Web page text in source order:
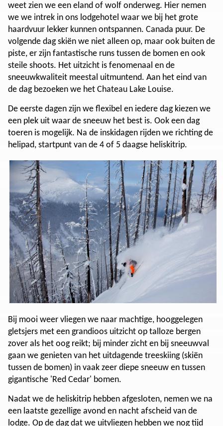
weet zien we een eland of wolf onderweg. Hier nemen
we we intrek in ons lodgehotel waar we bij het grote
haardvuur lekker kunnen ontspannen. Canada puur. De
volgende dag skiën we niet alleen op, maar ook buiten de
piste, er zijn fantastische runs tussen de bomen en ook
steile shoots. Het uitzicht is fenomenaal en de
sneeuwkwaliteit meestal uitmuntend. Aan het eind van
de dag bezoeken we het Chateau Lake Louise.
De eerste dagen zijn we flexibel en iedere dag kiezen we
een plek uit waar de sneeuw het best is. Ook een dag
toeren is mogelijk. Na de inskidagen rijden we richting de
helipad, startpunt van de 4 of 5 daagse heliskitrip.
Bij mooi weer vliegen we naar machtige, hooggelegen
gletsjers met een grandioos uitzicht op talloze bergen
zover als het oog reikt; bij minder zicht en bij sneeuwval
gaan we genieten van het uitdagende treeskiing (skiën
tussen de bomen) in vaak zeer diepe sneeuw en tussen
gigantische 'Red Cedar' bomen.
Nadat we de heliskitrip hebben afgesloten, nemen we na
een laatste gezellige avond en nacht afscheid van de
lodge. Op de dag dat we uitvliegen hebben we nog tijd